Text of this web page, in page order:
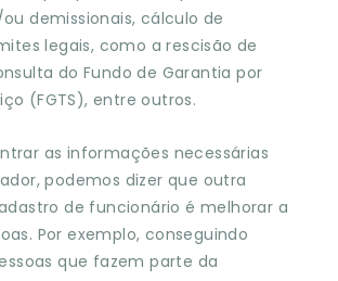
demissionais, cálculo de
legais, como a rescisão de
do Fundo de Garantia por
(FGTS), entre outros.
as informações necessárias
podemos dizer que outra
de funcionário é melhorar a
Por exemplo, conseguindo
que fazem parte da